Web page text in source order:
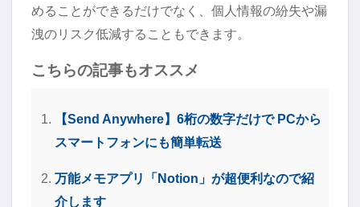
めることができるだけでなく、個人情報の紛失や漏
洩のリスク低減することもできます。
こちらの記事もオススメ
【Send Anywhere】6桁の数字だけで PCから
スマートフォンにも簡単転送
万能メモアプリ「Notion」が超便利なので紹
介します